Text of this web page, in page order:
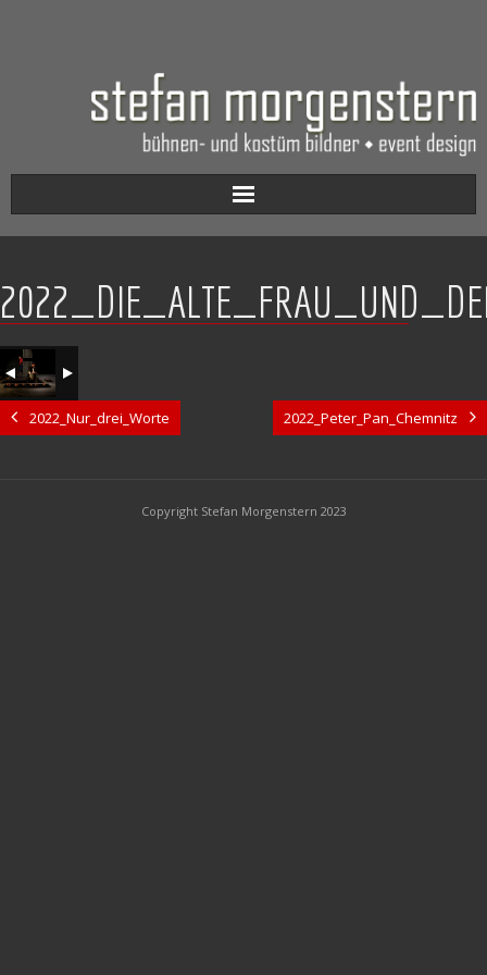
Aktuell
Werkverzeichnis
Biografie
Kontakt
2022_Nur_drei_Worte 2022_Peter_Pan_Chemnitz
Copyright Stefan Morgenstern 2023